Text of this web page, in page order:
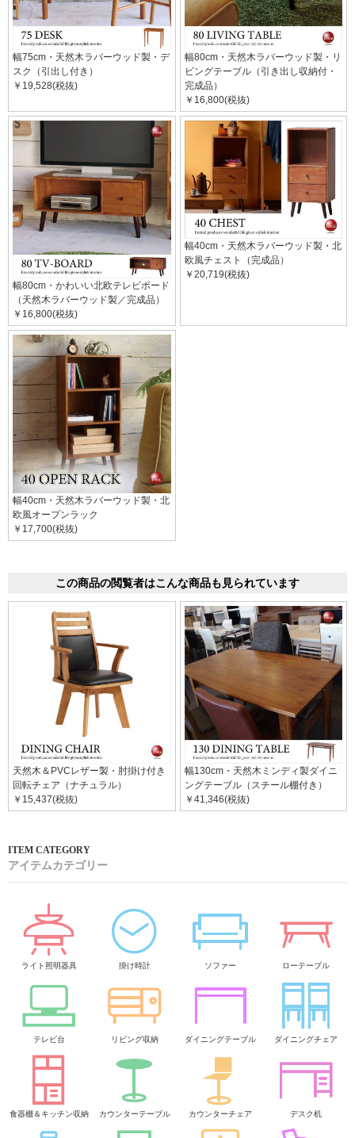
幅75cm・天然木ラバーウッド製・デ
スク（引出し付き）
￥19,528(税抜)
幅80cm・天然木ラバーウッド製・リ
ビングテーブル（引き出し収納付・
完成品）
￥16,800(税抜)
幅80cm・かわいい北欧テレビボード
（天然木ラバーウッド製／完成品）
￥16,800(税抜)
幅40cm・天然木ラバーウッド製・北
欧風チェスト（完成品）
￥20,719(税抜)
幅40cm・天然木ラバーウッド製・北
欧風オープンラック
￥17,700(税抜)
この商品の閲覧者はこんな商品も見られています
天然木＆PVCレザー製・肘掛け付き
回転チェア（ナチュラル）
￥15,437(税抜)
幅130cm・天然木ミンディ製ダイニ
ングテーブル（スチール棚付き）
￥41,346(税抜)
アイテムカテゴリー
ライト照明器具 掛け時計 ソファー ローテーブル
テレビ台 リビング収納 ダイニングテーブル ダイニングチェア
食器棚＆キッチン収納 カウンターテーブル カウンターチェア デスク机